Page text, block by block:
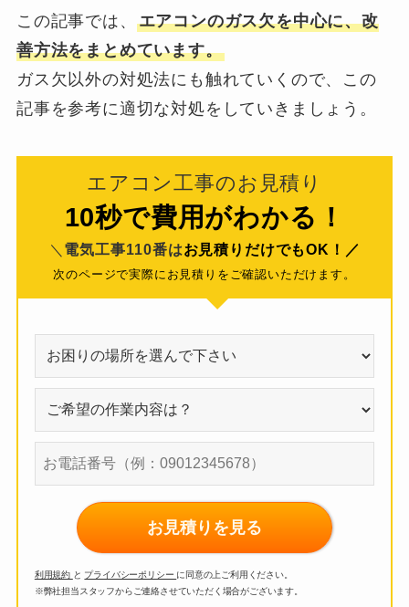
この記事では、 エアコンのガス欠を中心に、改
善方法をまとめています。
ガス欠以外の対処法にも触れていくので、この
記事を参考に適切な対処をしていきましょう。
エアコン工事のお見積り
10秒で費用がわかる！
＼ 電気工事110番はお見積りだけでもOK！／
次のページで実際にお見積りをご確認いただけます。
お見積りを見る
利用規約 と プライバシーポリシー に同意の上ご利用ください。
※弊社担当スタッフからご連絡させていただく場合がございます。